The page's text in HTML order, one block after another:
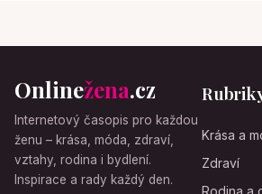
Onlinežena.cz
Internetový časopis pro každou
ženu – krása, móda, zdraví,
vztahy, rodina i bydlení.
Inspirace a rady každý den.
Krása a
Zdraví
Rodina a